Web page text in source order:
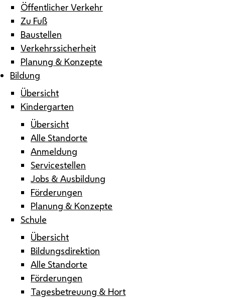
Öffentlicher Verkehr
Zu Fuß
Baustellen
Verkehrssicherheit
Planung & Konzepte
Bildung
Übersicht
Kindergarten
Übersicht
Alle Standorte
Anmeldung
Servicestellen
Jobs & Ausbildung
Förderungen
Planung & Konzepte
Schule
Übersicht
Bildungsdirektion
Alle Standorte
Förderungen
Tagesbetreuung & Hort